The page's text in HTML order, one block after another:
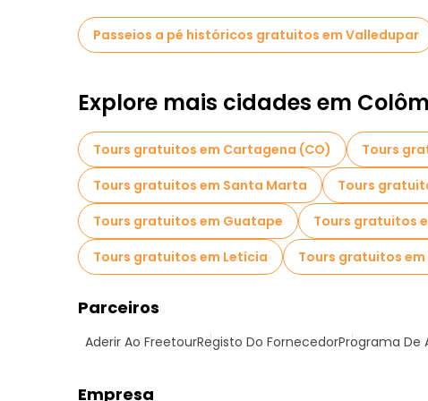
Passeios a pé históricos gratuitos em Valledupar
Explore mais cidades em
Tours gratuitos em Cartagena (CO) Tours
Tours gratuitos em Santa Marta
Tours
Tours gratuitos em Guatape
Tours gratuitos
Tours gratuitos em Letícia
Tours gratuitos em
Parceiros
Aderir Ao FreetourRegisto Do FornecedorPrograma De
Empresa